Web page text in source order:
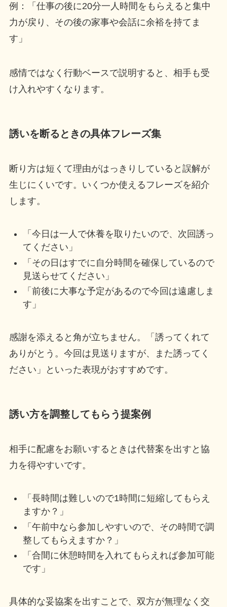
例：「仕事の後に20分一人時間をもらえると集中
力が戻り、その後の家事や会話に余裕を持てま
す」
感情ではなく行動ベースで説明すると、相手も受
け入れやすくなります。
誘いを断るときの具体フレーズ集
断り方は短くて理由がはっきりしていると誤解が
生じにくいです。いくつか使えるフレーズを紹介
します。
「今日は一人で休養を取りたいので、次回誘っ
てください」
「その日はすでに自分時間を確保しているので
見送らせてください」
「前後に大事な予定があるので今回は遠慮しま
す」
感謝を添えると角が立ちません。「誘ってくれて
ありがとう。今回は見送りますが、また誘ってく
ださい」といった表現がおすすめです。
誘い方を調整してもらう提案例
相手に配慮をお願いするときは代替案を出すと協
力を得やすいです。
「長時間は難しいので1時間に短縮してもらえ
ますか？」
「午前中なら参加しやすいので、その時間で調
整してもらえますか？」
「合間に休憩時間を入れてもらえれば参加可能
です」
具体的な妥協案を出すことで、双方が無理なく交